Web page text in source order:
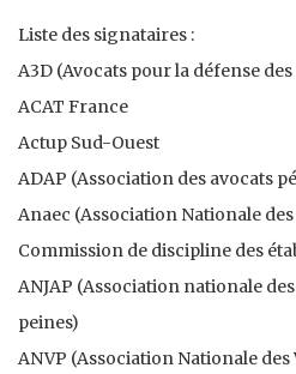
Liste des signataires :
A3D (Avocats pour la défense
ACAT France
Actup Sud-Ouest
ADAP (Association des avocats
Anaec (Association Nationale
Commission de discipline des
ANJAP (Association nationale
peines)
ANVP (Association Nationale